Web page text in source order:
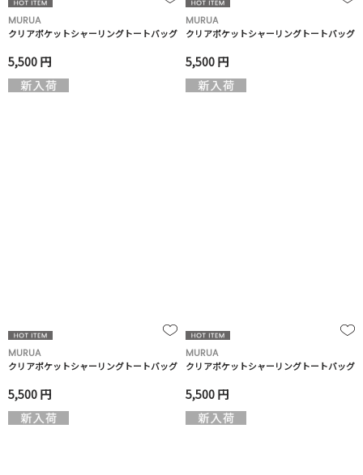
MURUA
クリアポケットシャーリングトートバッグ
5,500 円
MURUA
クリアポケットシャーリングトートバッグ
5,500 円
MURUA
クリアポケットシャーリングトートバッグ
5,500 円
MURUA
クリアポケットシャーリングトートバッグ
5,500 円